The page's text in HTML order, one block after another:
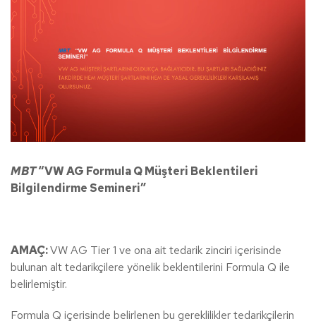
MBT“VW AG Formula Q Müşteri Beklentileri
Bilgilendirme Semineri”
AMAÇ:VW AG Tier 1 ve ona ait tedarik zinciri içerisinde
bulunan alt tedarikçilere yönelik beklentilerini Formula Q ile
belirlemiştir.
Formula Q içerisinde belirlenen bu gereklilikler tedarikçilerin